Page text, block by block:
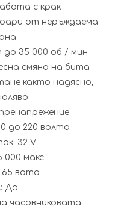
с крак
от неръждаема
до 35 000 об / мин
смяна на бита
както надясно,
до 220 волта
32 V
000 макс
вата
Да
часовниковата